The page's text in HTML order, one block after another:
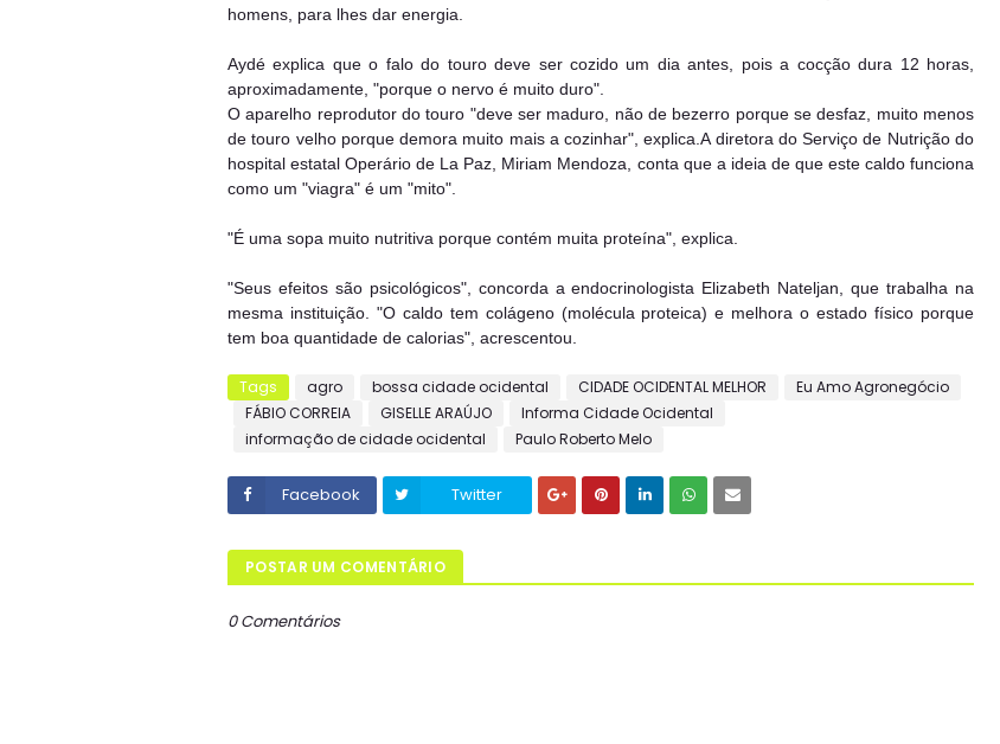
homens, para lhes dar energia.
Aydé explica que o falo do touro deve ser cozido um dia antes, pois a cocção dura 12 horas,
aproximadamente, "porque o nervo é muito duro".
O aparelho reprodutor do touro "deve ser maduro, não de bezerro porque se desfaz, muito menos
de touro velho porque demora muito mais a cozinhar", explica.A diretora do Serviço de Nutrição do
hospital estatal Operário de La Paz, Miriam Mendoza, conta que a ideia de que este caldo funciona
como um "viagra" é um "mito".
"É uma sopa muito nutritiva porque contém muita proteína", explica.
"Seus efeitos são psicológicos", concorda a endocrinologista Elizabeth Nateljan, que trabalha na
mesma instituição. "O caldo tem colágeno (molécula proteica) e melhora o estado físico porque
tem boa quantidade de calorias", acrescentou.
Tags agro bossa cidade ocidental CIDADE OCIDENTAL MELHOR
Eu Amo Agronegócio
FÁBIO CORREIA
GISELLE ARAÚJO
Informa Cidade Ocidental
informação de cidade ocidental
Paulo Roberto Melo
Facebook Twitter
POSTAR UM COMENTÁRIO
0 Comentários